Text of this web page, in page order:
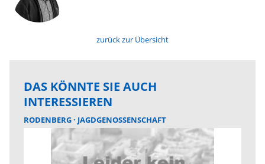
zurück zur Übersicht
DAS KÖNNTE SIE AUCH
INTERESSIEREN
RODENBERG JAGDGENOSSENSCHAFT